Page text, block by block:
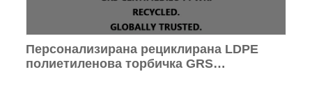
Персонализирана рециклирана LDPE
полиетиленова торбичка GRS